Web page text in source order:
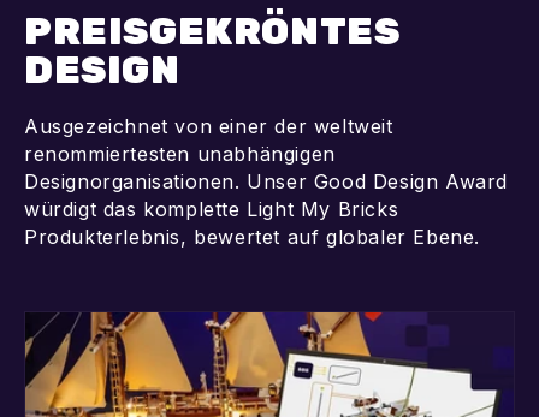
PREISGEKRÖNTES
DESIGN
Ausgezeichnet von einer der weltweit
renommiertesten unabhängigen
Designorganisationen. Unser Good Design Award
würdigt das komplette Light My Bricks
Produkterlebnis, bewertet auf globaler Ebene.